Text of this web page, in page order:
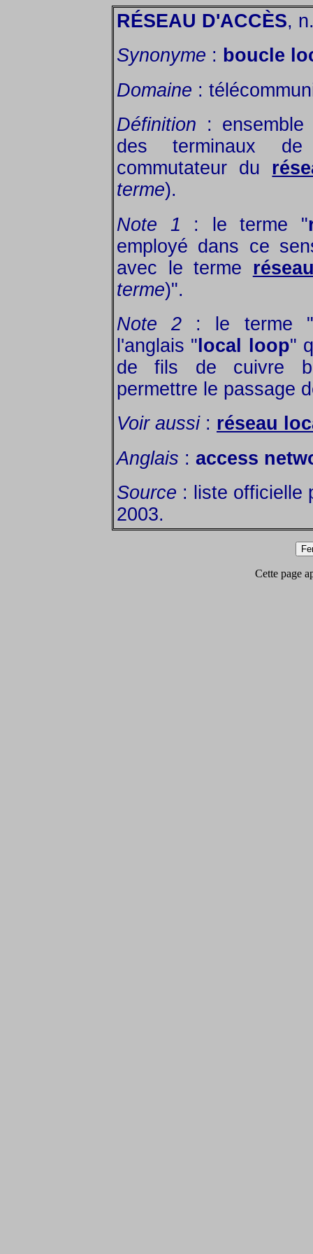
RÉSEAU D'ACCÈS,
Synonyme : boucle
Domaine :
Définition :
des terminaux de
commutateur du
terme).
Note 1 : le terme "
employé dans ce
avec le terme
terme)".
Note 2 : le terme "
l'anglais " local loop"
de fils de cuivre
permettre le passage
Voir aussi: réseau
Anglais : access
Source : liste officielle
2003.
Cette page